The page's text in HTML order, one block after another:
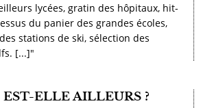
lycées, gratin des hôpitaux, hit-
du panier des grandes écoles,
stations de ski, sélection des
[...]"
ELLE AILLEURS ?